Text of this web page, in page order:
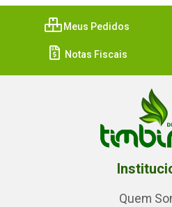
Meus Pedidos
Notas Fiscais
Quem